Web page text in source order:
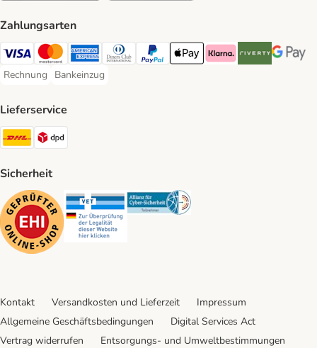
Zahlungsarten
Visa Payment Method
Mastercard Payment Method
American Express Payment Method
Diners Club Payment Method
PayPal Payment Method
Apple Pay Payment Method
Klarna Payment Method
Riverty Payment
Google
Rechnung
Rechnung Payment Method
Bankeinzug
Bankeinzug Payment Method
Lieferservice
DHL Shipping Method
Sicherheit
Security Security Security
Kontakt Versandkosten und Lieferzeit
Impressum
Allgemeine Geschäftsbedingungen
Digital Services Act
Vertrag widerrufen
Entsorgungs- und Umweltbestimmungen